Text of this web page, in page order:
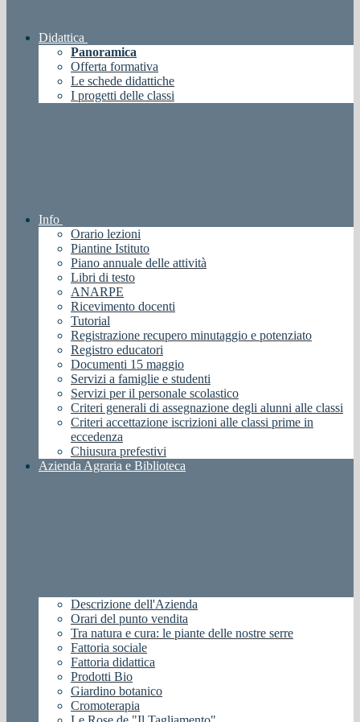
Didattica
Panoramica
Offerta formativa
Le schede didattiche
I progetti delle classi
Info
Orario lezioni
Piantine Istituto
Piano annuale delle attività
Libri di testo
ANARPE
Ricevimento docenti
Tutorial
Registrazione recupero minutaggio e potenziato
Registro educatori
Documenti 15 maggio
Servizi a famiglie e studenti
Servizi per il personale scolastico
Criteri generali di assegnazione degli alunni alle classi
Criteri accettazione iscrizioni alle classi prime in
eccedenza
Chiusura prefestivi
Azienda Agraria e Biblioteca
Descrizione dell'Azienda
Orari del punto vendita
Tra natura e cura: le piante delle nostre serre
Fattoria sociale
Fattoria didattica
Prodotti Bio
Giardino botanico
Cromoterapia